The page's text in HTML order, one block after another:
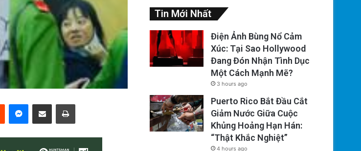
Reddit Messenger
Share via Email Print
Tin Mới Nhất
Điện Ảnh Bùng Nổ Cảm
Xúc: Tại Sao Hollywood
Đang Đón Nhận Tình Dục
Một Cách Mạnh Mẽ?
3 hours ago
Puerto Rico Bắt Đầu Cắt
Giảm Nước Giữa Cuộc
Khủng Hoảng Hạn Hán:
“Thật Khắc Nghiệt”
4 hours ago